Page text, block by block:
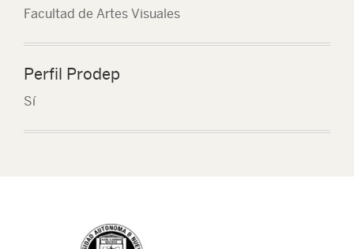
Facultad de Artes Visuales
Perfil Prodep
Sí